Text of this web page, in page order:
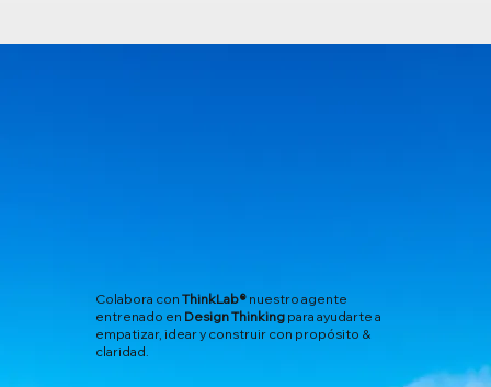
Colabora conThinkLab® nuestro agente
entrenado en Design Thinking para ayudarte a
empatizar, idear y construir con propósito &
claridad.